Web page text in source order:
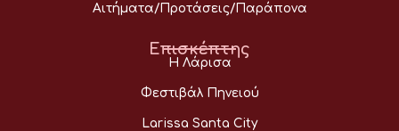
Αιτήματα/Προτάσεις/Παράπονα
Επισκέπτης
Η Λάρισα
Φεστιβάλ Πηνειού
Larissa Santa City